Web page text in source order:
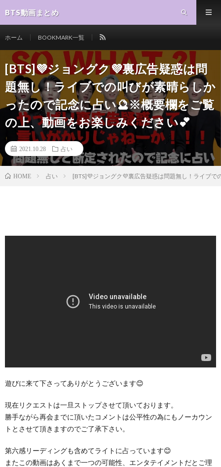
BTS動画まとめ
ホーム BOOKMARK一覧
[BTS]💜ジョングク💜裏広告疑惑は問
題無し！ライブでの叫びが素晴らしか
ったので記念に占い🔮※概要欄をご覧
の上、動画をお楽しみください💕
2021.10.28 占い
HOME 占い [BTS]💜ジョングク💜裏広告疑惑は問題無し！ライブ
遊びに来て下さってありがとうございます😊
現在リクエストは一旦ストップさせて頂いております。
勝手ながら再会までに頂いたコメントは公平性の為にもノーカウン
トとさせて頂きますのでご了承下さい。
第六感リーディングも含めてライトに占っています😊
またこの動画はあくまで一つの可能性、エンタテイメントだとご理